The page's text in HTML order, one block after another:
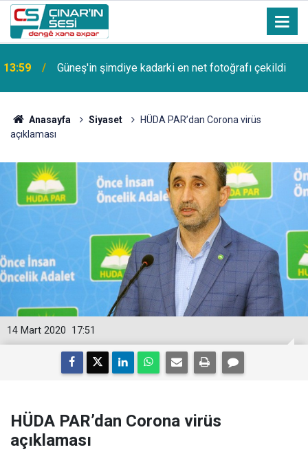
11:30
Bağacık (Bağcağê) Köyünden Osman Tunç'un oğlu
SAMET TUNÇ vefat etmiştir
Anasayfa Siyaset
HÜDA PAR’dan Corona virüs
açıklaması
17:51
14 Mart 2020
HÜDA PAR’dan Corona virüs
açıklaması